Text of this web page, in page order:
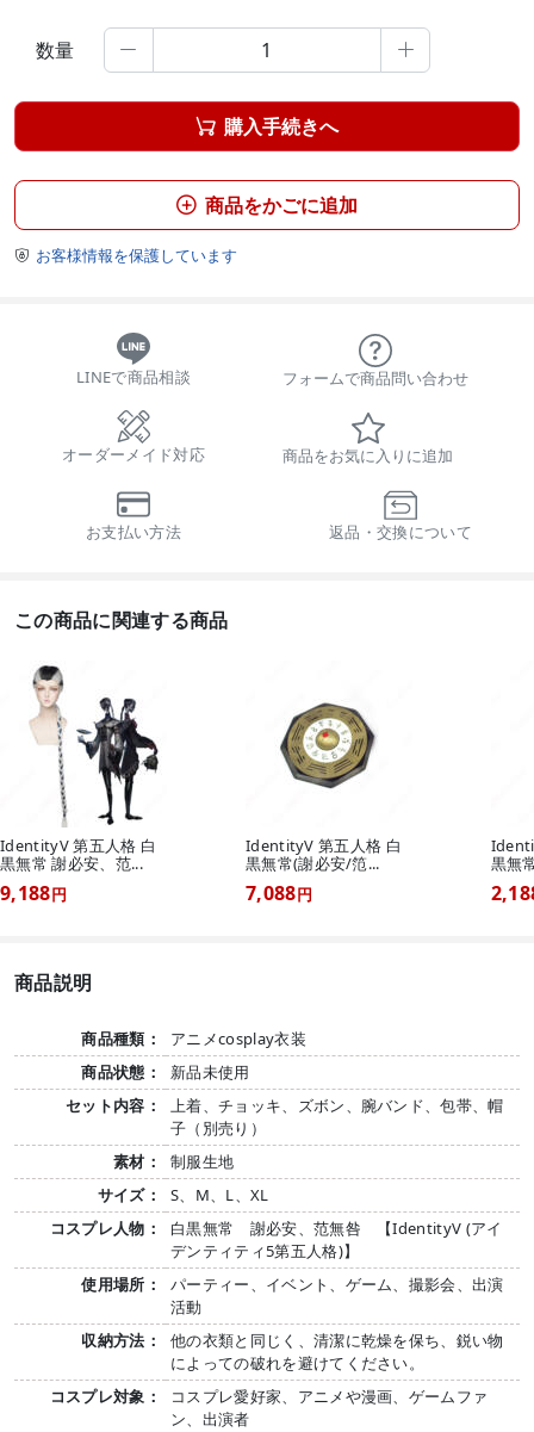
数量  
 購入手続きへ
 商品をかごに追加
 お客様情報を保護しています
LINEで商品相談 フォームで商品問い合わせ
オーダーメイド対応 商品をお気に入りに追加
お支払い方法 返品・交換について
この商品に関連する商品
IdentityV 第五人格 白
黒無常 謝必安、范...
9,188円
IdentityV 第五人格 白
黒無常(謝必安/笵...
7,088円
黒無
商品説明
商品種類：
アニメcosplay衣装
商品状態：
新品未使用
セット内容：
上着、チョッキ、ズボン、腕バンド、包帯、帽
子（別売り）
素材：
制服生地
サイズ：
S、M、L、XL
コスプレ人物：
白黒無常 謝必安、范無咎 【IdentityV (アイ
デンティティ5第五人格)】
使用場所：
パーティー、イベント、ゲーム、撮影会、出演
活動
収納方法：
他の衣類と同じく、清潔に乾燥を保ち、鋭い物
によっての破れを避けてください。
コスプレ対象：
コスプレ愛好家、アニメや漫画、ゲームファ
ン、出演者